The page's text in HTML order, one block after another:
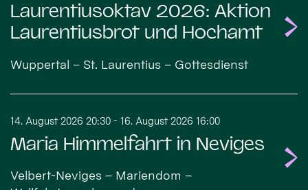
Laurentiusoktav 2026: Aktion
Laurentiusbrot und Hochamt
Wuppertal – St. Laurentius – Gottesdienst
Maria Himmelfahrt in Neviges
14. August 2026 20:30 - 16. August 2026 16:00
Velbert-Neviges – Mariendom –